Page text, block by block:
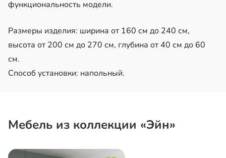
функциональность модели.
Размеры изделия: ширина от 160 см до 240 см,
высота от 200 см до 270 см, глубина от 40 см до 60
см.
Способ установки: напольный.
Мебель из коллекции «Эйн»